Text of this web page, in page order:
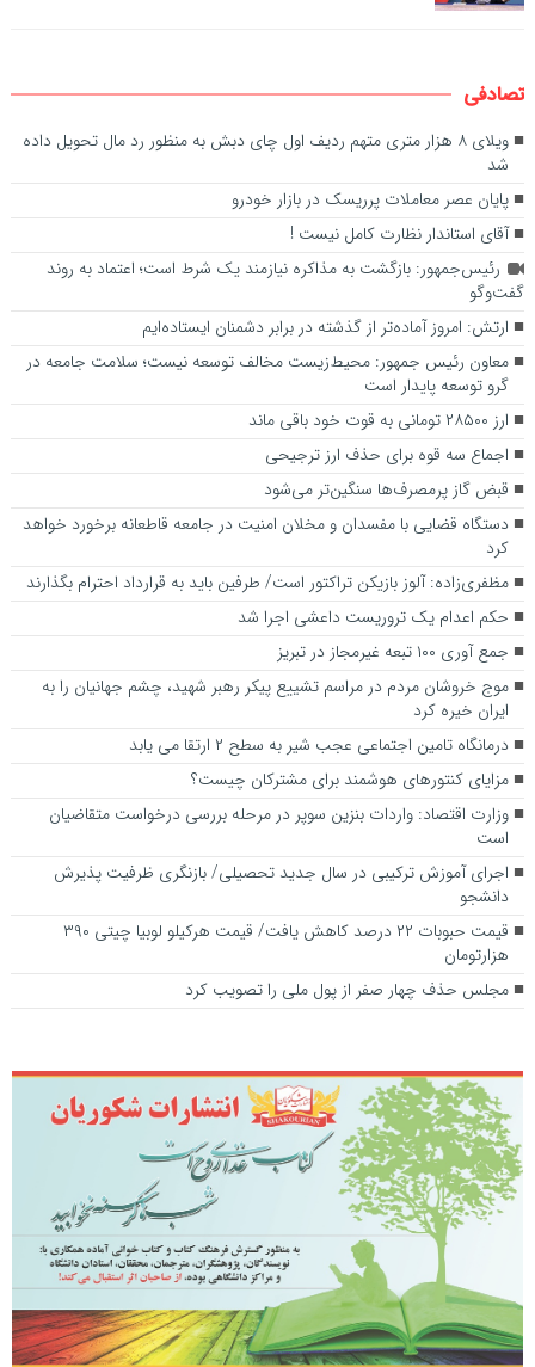
تصادفی
ویلای ۸ هزار متری متهم ردیف اول چای دبش به منظور رد مال تحویل داده
شد
پایان عصر معاملات پرریسک در بازار خودرو
آقای استاندار نظارت کامل نیست !
رئیس‌جمهور: بازگشت به مذاکره نیازمند یک شرط است؛ اعتماد به روند
گفت‌وگو
ارتش: امروز آماده‌تر از گذشته در برابر دشمنان ایستاده‌ایم
معاون رئیس جمهور: محیط‌زیست مخالف توسعه نیست؛ سلامت جامعه در
گرو توسعه پایدار است
ارز ۲۸۵۰۰ تومانی به قوت خود باقی ماند
اجماع سه قوه برای حذف ارز ترجیحی
قبض گاز پرمصرف‌ها سنگین‌تر می‌شود
دستگاه قضایی با مفسدان و مخلان امنیت در جامعه قاطعانه برخورد خواهد
کرد
مظفری‌زاده: آلوز بازیکن تراکتور است/ طرفین باید به قرارداد احترام بگذارند
حکم اعدام یک تروریست داعشی اجرا شد
جمع آوری ۱۰۰ تبعه غیرمجاز در تبریز
موج خروشان مردم در مراسم تشییع پیکر رهبر شهید، چشم جهانیان را به
ایران خیره کرد
درمانگاه تامین اجتماعی عجب شیر به سطح ۲ ارتقا می یابد
مزایای کنتورهای هوشمند برای مشترکان چیست؟
وزارت اقتصاد: واردات بنزین سوپر در مرحله بررسی درخواست متقاضیان
است
اجرای آموزش ترکیبی در سال جدید تحصیلی/ بازنگری ظرفیت پذیرش
دانشجو
قیمت حبوبات ۲۲ درصد کاهش یافت/ قیمت هرکیلو لوبیا چیتی ۳۹۰
هزارتومان
مجلس حذف چهار صفر از پول ملی را تصویب کرد